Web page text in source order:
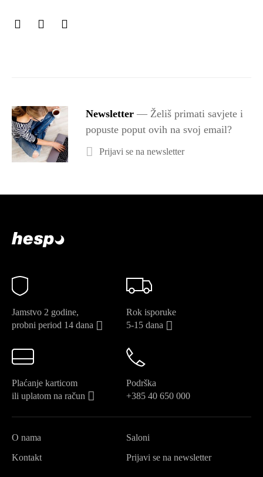
Newsletter — Želiš primati savjete i
popuste poput ovih na svoj email?
Prijavi se na newsletter
Jamstvo 2 godine,
probni period 14 dana
Rok isporuke
5-15 dana
Plaćanje karticom
ili uplatom na račun
Podrška
+385 40 650 000
O nama
Saloni
Kontakt
Prijavi se na newsletter